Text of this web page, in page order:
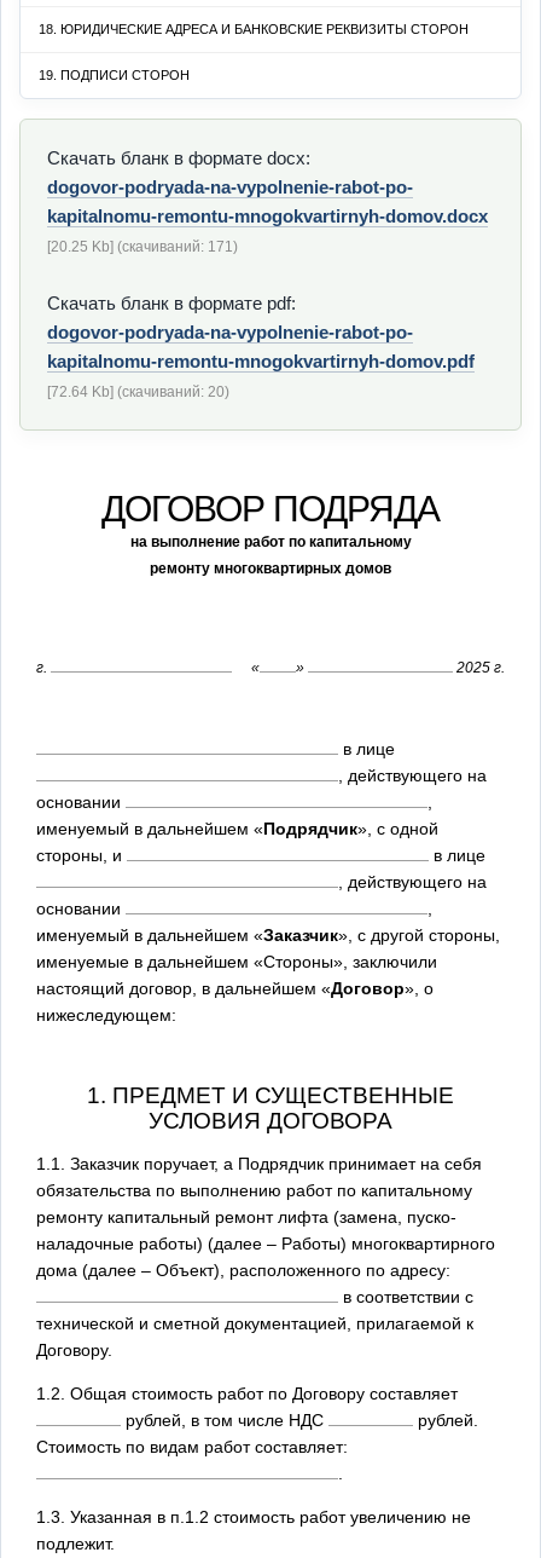
18. ЮРИДИЧЕСКИЕ АДРЕСА И БАНКОВСКИЕ РЕКВИЗИТЫ СТОРОН
19. ПОДПИСИ СТОРОН
Скачать бланк в формате docx:
dogovor-podryada-na-vypolnenie-rabot-po-
kapitalnomu-remontu-mnogokvartirnyh-domov.docx
[20.25 Kb] (cкачиваний: 171)
Скачать бланк в формате pdf:
dogovor-podryada-na-vypolnenie-rabot-po-
kapitalnomu-remontu-mnogokvartirnyh-domov.pdf
[72.64 Kb] (cкачиваний: 20)
ДОГОВОР ПОДРЯДА
на выполнение работ по капитальному
ремонту многоквартирных домов
г. « » 2025 г.
в лице
, действующего на
основании
именуемый в дальнейшем «Подрядчик», с одной
стороны, и
в лице
, действующего на
основании
именуемый в дальнейшем «Заказчик», с другой стороны,
именуемые в дальнейшем «Стороны», заключили
настоящий договор, в дальнейшем «Договор», о
нижеследующем:
1. ПРЕДМЕТ И СУЩЕСТВЕННЫЕ
УСЛОВИЯ ДОГОВОРА
1.1. Заказчик поручает, а Подрядчик принимает на себя
обязательства по выполнению работ по капитальному
ремонту капитальный ремонт лифта (замена, пуско-
наладочные работы) (далее – Работы) многоквартирного
дома (далее – Объект), расположенного по адресу:
в соответствии с
технической и сметной документацией, прилагаемой к
Договору.
1.2. Общая стоимость работ по Договору составляет
рублей, в том числе НДС
рублей.
Стоимость по видам работ составляет:
1.3. Указанная в п.1.2 стоимость работ увеличению не
подлежит.